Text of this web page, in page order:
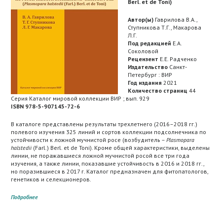
Berl. еt de Toni)
Автор(ы) Гаврилова В.А.,
Ступникова Т.Г., Макарова
Л.Г.
Под редакцией Е.А.
Соколовой
Рецензент Е.Е. Радченко
Издательство Санкт-
Петербург : ВИР
Год издания 2021
Количество страниц 44
Серия Каталог мировой коллекции ВИР ; вып. 929
ISBN 978-5-907145-72-6
В каталоге представлены результаты трехлетнего (2016–2018 гг.)
полевого изучения 325 линий и сортов коллекции подсолнечника по
устойчивости к ложной мучнистой росе (возбудитель –Plasmopara
halstedii(Farl.) Berl. еt de Toni). Кроме общей характеристики, выделены
линии, не поражавшиеся ложной мучнистой росой все три года
изучения, а также линии, показавшие устойчивость в 2016 и 2018 гг.,
но поразившиеся в 2017 г. Каталог предназначен для фитопатологов,
генетиков и селекционеров.
Подробнее